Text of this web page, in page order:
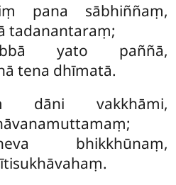
pana sābhiññaṃ,
tadanantaraṃ;
yato paññā,
tena dhīmatā.
dāni vakkhāmi,
bhikkhūnaṃ,